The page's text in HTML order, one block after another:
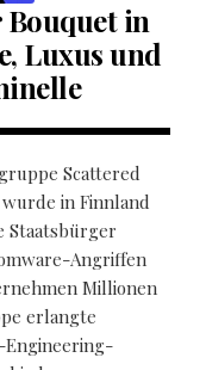
Bouquet in
Luxus und
Scattered
in Finnland
Staatsbürger
Angriffen
Millionen
erlangte
Engineering-